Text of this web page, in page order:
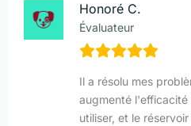
Honoré C.
Évaluateur
Il a résolu mes
augmenté l'efficacité
utiliser, et le